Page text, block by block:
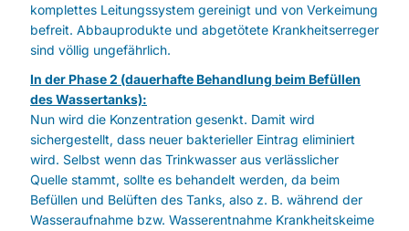
komplettes Leitungssystem gereinigt und von Verkeimung
befreit. Abbauprodukte und abgetötete Krankheitserreger
sind völlig ungefährlich.
In der Phase 2 (dauerhafte Behandlung beim Befüllen
des Wassertanks):
Nun wird die Konzentration gesenkt. Damit wird
sichergestellt, dass neuer bakterieller Eintrag eliminiert
wird. Selbst wenn das Trinkwasser aus verlässlicher
Quelle stammt, sollte es behandelt werden, da beim
Befüllen und Belüften des Tanks, also z. B. während der
Wasseraufnahme bzw. Wasserentnahme Krankheitskeime